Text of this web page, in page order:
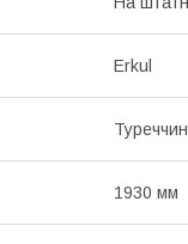
Erkul
1930 мм